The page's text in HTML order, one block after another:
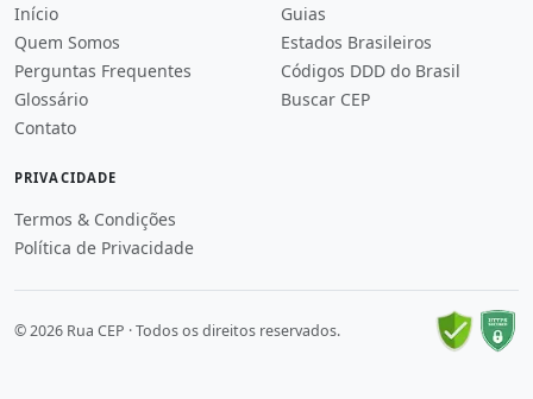
Início
Quem Somos
Perguntas Frequentes
Glossário
Contato
Guias
Estados Brasileiros
Códigos DDD do Brasil
Buscar CEP
PRIVACIDADE
Termos & Condições
Política de Privacidade
© 2026 Rua CEP · Todos os direitos reservados.